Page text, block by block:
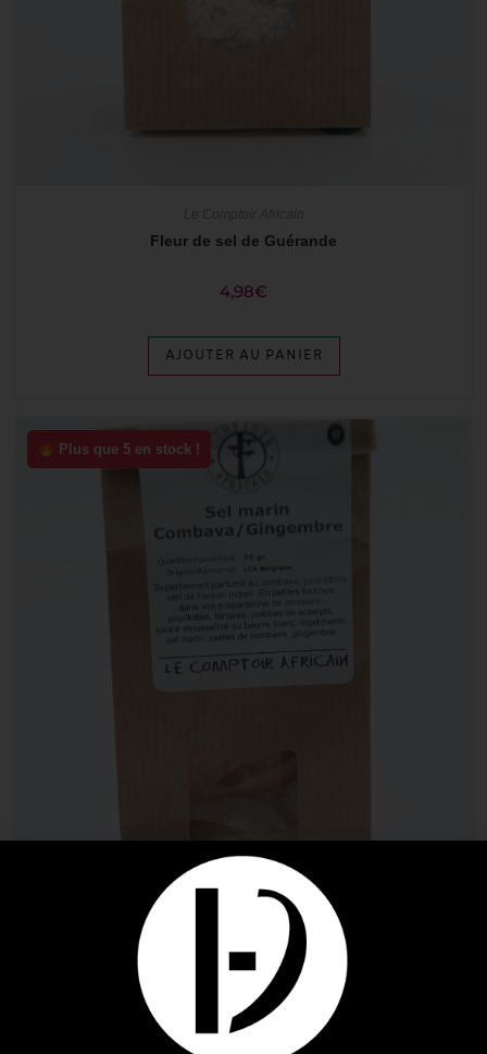
Fleur de sel de Guérande
4,98€
AJOUTER AU PANIER
Plus que 5 en stock !